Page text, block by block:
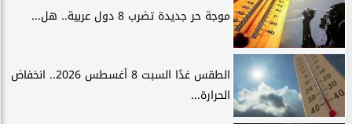
موجة حر جديدة تضرب 8 دول عربية.. هل...
الطقس غدًا السبت 8 أغسطس 2026.. انخفاض
الحرارة...